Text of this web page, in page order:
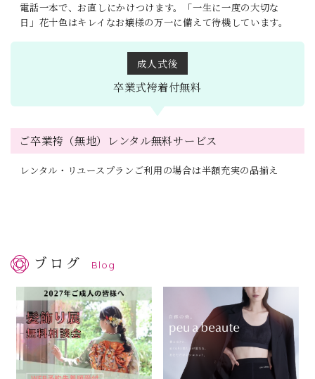
電話一本で、お直しにかけつけます。「一生に一度の大切な
日」花十色はキレイなお嬢様の万一に備えて待機しています。
成人式後
卒業式袴着付無料
ご卒業袴（無地）レンタル無料サービス
レンタル・リユースプランご利用の場合は半額充実の品揃え
ブログ Blog